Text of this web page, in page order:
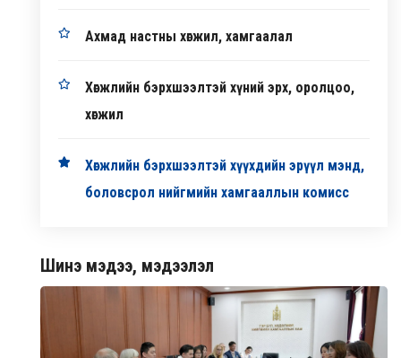
Ахмад настны хөгжил, хамгаалал
Хөгжлийн бэрхшээлтэй хүний эрх, оролцоо,
хөгжил
Хөгжлийн бэрхшээлтэй хүүхдийн эрүүл мэнд,
боловсрол нийгмийн хамгааллын комисс
Шинэ мэдээ, мэдээлэл